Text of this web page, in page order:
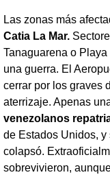
Las zonas más
Catia La Mar.
Tanaguarena o
una guerra. El
cerrar por los graves
aterrizaje. Apenas
venezolanos
de Estados Unidos,
colapsó.
sobrevivieron,